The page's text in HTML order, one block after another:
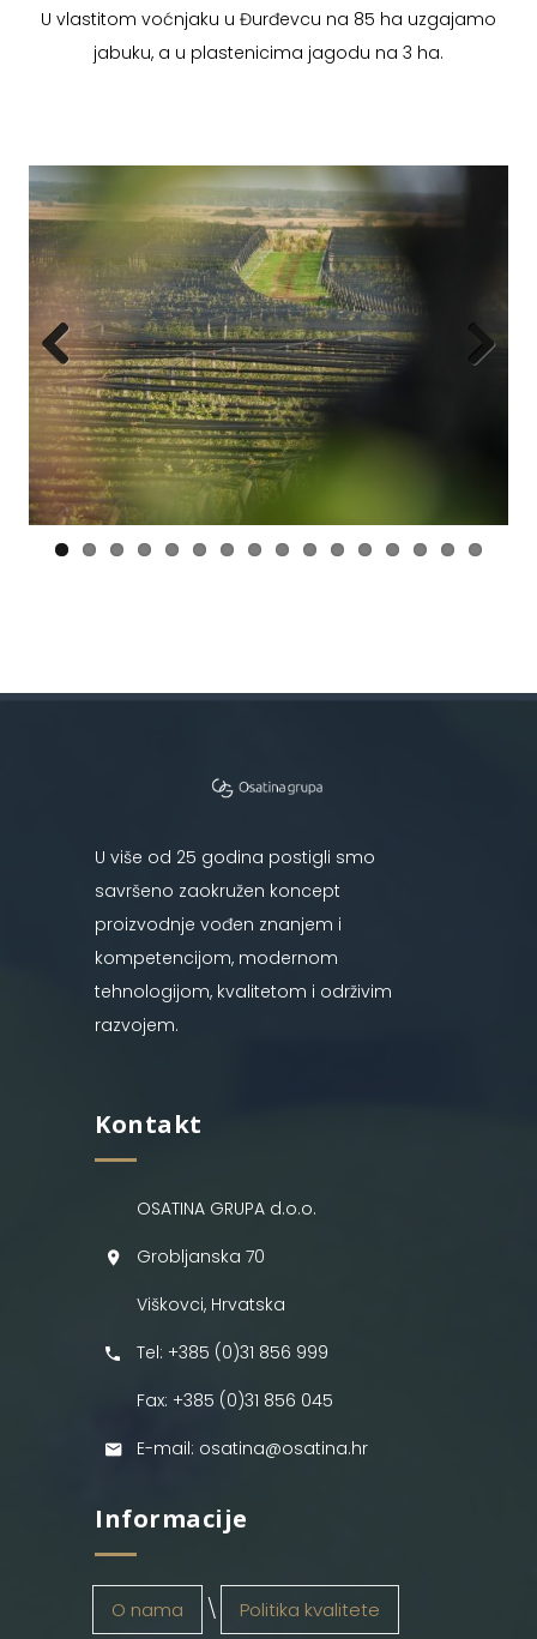
U vlastitom voćnjaku u Đurđevcu na 85 ha uzgajamo
jabuku, a u plastenicima jagodu na 3 ha.
Previous
U više od 25 godina postigli smo
savršeno zaokružen koncept
proizvodnje vođen znanjem i
kompetencijom, modernom
tehnologijom, kvalitetom i održivim
razvojem.
Kontakt
OSATINA GRUPA d.o.o.
Grobljanska 70
Viškovci, Hrvatska
Tel: +385 (0)31 856 999
Fax: +385 (0)31 856 045
E-mail: osatina@osatina.hr
Informacije
O nama Politika kvalitete